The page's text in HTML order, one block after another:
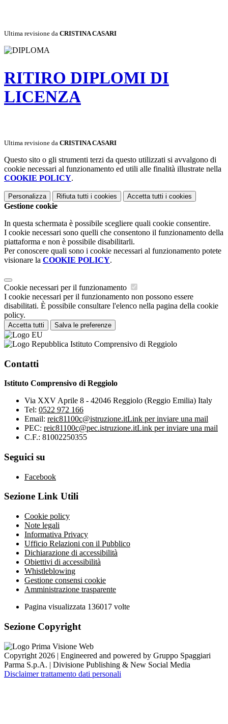
Ultima revisione da CRISTINA CASARI
RITIRO DIPLOMI DI
LICENZA
Ultima revisione da CRISTINA CASARI
Questo sito o gli strumenti terzi da questo utilizzati si avvalgono di
cookie necessari al funzionamento ed utili alle finalità illustrate nella
COOKIE POLICY.
Personalizza Rifiuta tutti i cookies Accetta tutti i cookies
Gestione cookie
In questa schermata è possibile scegliere quali cookie consentire.
I cookie necessari sono quelli che consentono il funzionamento della
piattaforma e non è possibile disabilitarli.
Per conoscere quali sono i cookie necessari al funzionamento potete
visionare la COOKIE POLICY.
Cookie necessari per il funzionamento
I cookie necessari per il funzionamento non possono essere
disabilitati. È possibile consultare l'elenco nella pagina della cookie
policy.
Accetta tutti Salva le preferenze
Istituto Comprensivo di Reggiolo
Contatti
Istituto Comprensivo di Reggiolo
Via XXV Aprile 8 - 42046 Reggiolo (Reggio Emilia) Italy
Tel: 0522 972 166
Email: reic81100c@istruzione.itLink per inviare una mail
PEC: reic81100c@pec.istruzione.itLink per inviare una mail
C.F.: 81002250355
Seguici su
Facebook
Sezione Link Utili
Cookie policy
Note legali
Informativa Privacy
Ufficio Relazioni con il Pubblico
Dichiarazione di accessibilità
Obiettivi di accessibilità
Whistleblowing
Gestione consensi cookie
Amministrazione trasparente
Pagina visualizzata 136017 volte
Sezione Copyright
Copyright 2026 | Engineered and powered by Gruppo Spaggiari
Parma S.p.A. | Divisione Publishing & New Social Media
Disclaimer trattamento dati personali